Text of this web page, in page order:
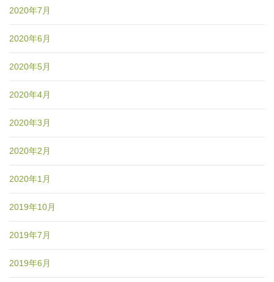
2020年7月
2020年6月
2020年5月
2020年4月
2020年3月
2020年2月
2020年1月
2019年10月
2019年7月
2019年6月